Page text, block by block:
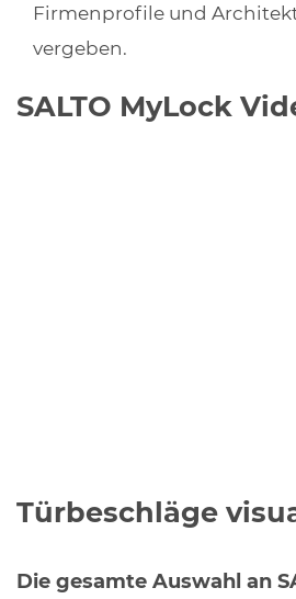
Firmenprofile und
vergeben.
SALTO MyLock
Türbeschläge
Die gesamte Auswahl an